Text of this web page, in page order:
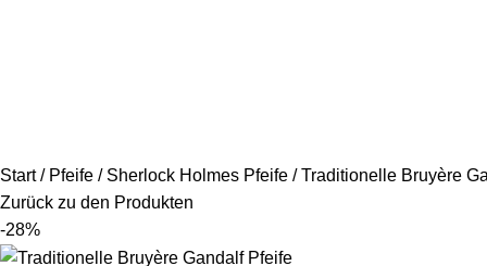
Start Pfeife Sherlock Holmes Pfeife
Traditionelle Bruyère
Zurück zu den Produkten
-28%